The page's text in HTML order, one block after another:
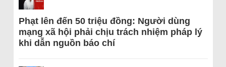
Phạt lên đến 50 triệu đồng: Người dùng
mạng xã hội phải chịu trách nhiệm pháp lý
khi dẫn nguồn báo chí